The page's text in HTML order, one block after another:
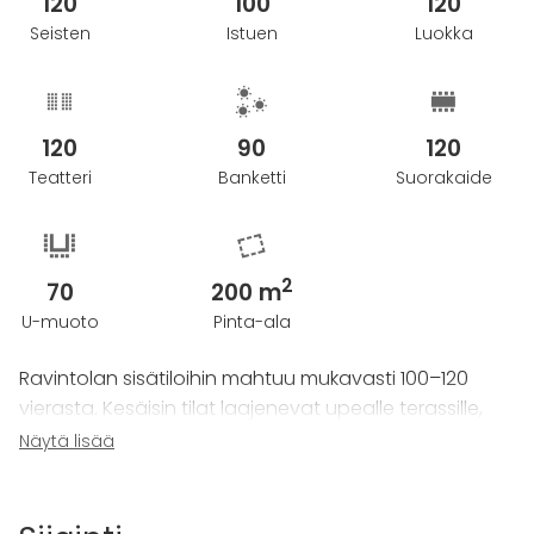
Seisten Istuen Luokka
120
Teatteri
90
Banketti
120
Suorakaide
70
U-muoto
200 m2
Pinta-ala
Ravintolan sisätiloihin mahtuu mukavasti 100–120
vierasta. Kesäisin tilat laajenevat upealle terassille,
jonne mahtuu jopa 180 henkilöä. Terassi voidaan
vanhankaupungin. Näin ollen ravintolan
Näytä lisää